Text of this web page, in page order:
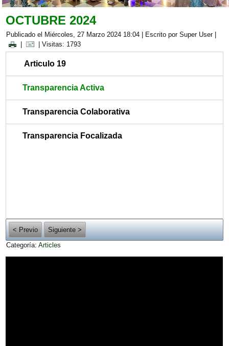
OCTUBRE 2024
Publicado el Miércoles, 27 Marzo 2024 18:04 Escrito por Super User|
| Visitas: 1793
Articulo 19
Transparencia Activa
Transparencia Colaborativa
Transparencia Focalizada
< Previo
Siguiente >
Categoría:Articles